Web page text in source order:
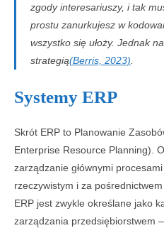
zgody interesariuszy, i tak
prostu zanurkujesz w
wszystko się ułoży. Jednak
strategią(Berris, 2023)
Systemy ERP
Skrót ERP to Planowanie
Enterprise Resource Planning).
zarządzanie głównymi
rzeczywistym i za
ERP jest zwykle określane jako
zarządzania przedsiębiorstwem